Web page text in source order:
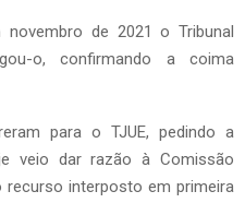
de 2021 o Tribunal
o, confirmando a coima
para o TJUE, pedindo a
veio dar razão à Comissão
recurso interposto em primeira